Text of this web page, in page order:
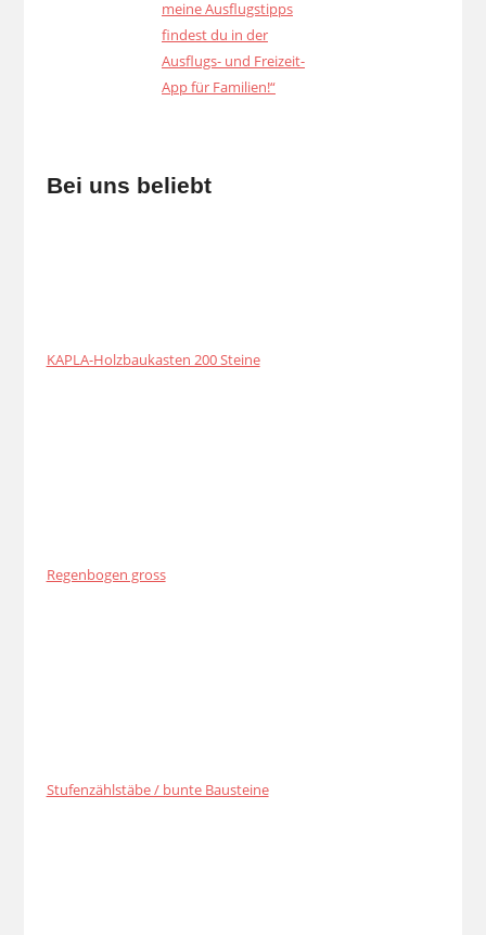
Bei uns beliebt
KAPLA-Holzbaukasten 200 Steine
Regenbogen gross
Stufenzählstäbe / bunte Bausteine